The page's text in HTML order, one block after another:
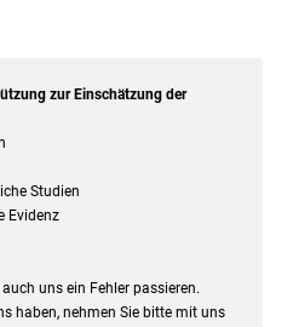
zur Einschätzung der
Studien
Evidenz
uns ein Fehler passieren.
haben, nehmen Sie bitte mit uns